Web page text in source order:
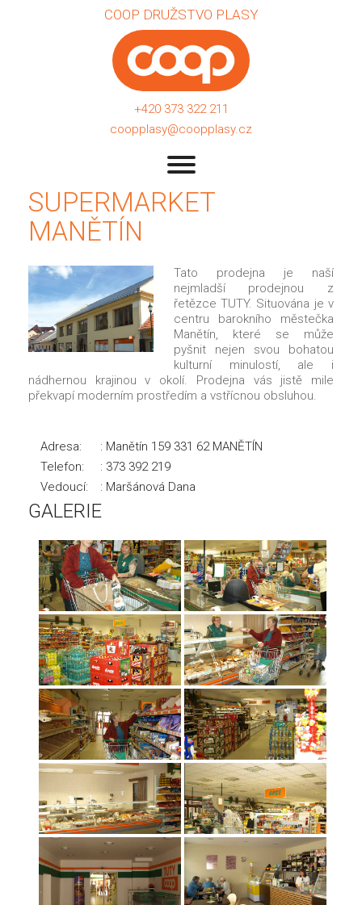
COOP DRUŽSTVO PLASY
+420 373 322 211
coopplasy@coopplasy.cz
SUPERMARKET
MANĚTÍN
Tato prodejna je naší
nejmladší prodejnou z
řetězce TUTY. Situována je v
centru barokního městečka
Manětín, které se může
pyšnit nejen svou bohatou
kulturní minulostí, ale i
nádhernou krajinou v okolí. Prodejna vás jistě mile
překvapí moderním prostředím a vstřícnou obsluhou.
Adresa:
Telefon:
Vedoucí:
: Manětín 159 331 62 MANĚTÍN
: 373 392 219
: Maršánová Dana
GALERIE